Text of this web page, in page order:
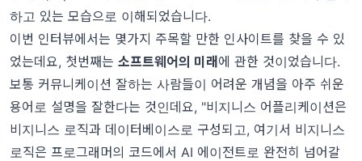
하고 있는 모습으로 이해되었습니다.
이번 인터뷰에서는 몇가지 주목할 만한 인사이트를 찾을 수 있
었는데요, 첫번째는 소프트웨어의 미래 에 관한 것이었습니다.
보통 커뮤니케이션 잘하는 사람들이 어려운 개념을 아주 쉬운
용어로 설명을 잘한다는 것인데요, "비지니스 어플리케이션은
비지니스 로직과 데이터베이스로 구성되고, 여기서 비지니스
로직은 프로그래머의 코드에서 AI 에이전트로 완전히 넘어갈